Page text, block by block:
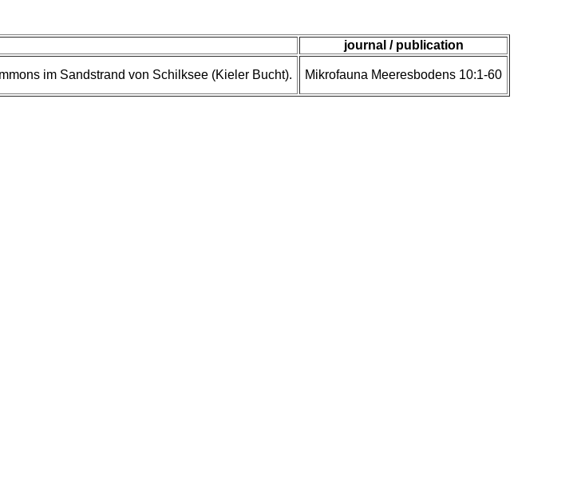
journal / publication
im Sandstrand von Schilksee (Kieler Bucht). Mikrofauna Meeresbodens 10:1-60